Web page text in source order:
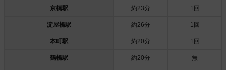
京橋駅 約23分 1回
淀屋橋駅 約26分 1回
本町駅 約20分 1回
鶴橋駅 約20分 無